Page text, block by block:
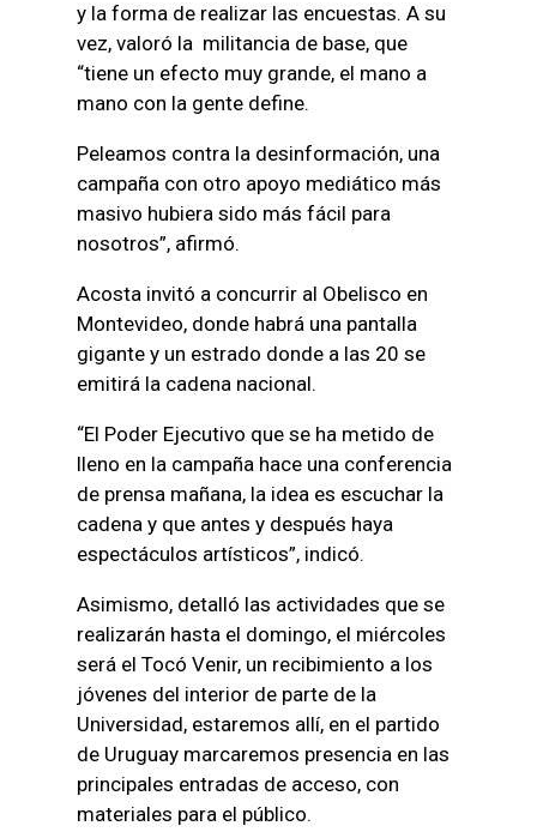
y la forma de realizar las encuestas. A su
vez, valoró la militancia de base, que
“tiene un efecto muy grande, el mano a
mano con la gente define.
Peleamos contra la desinformación, una
campaña con otro apoyo mediático más
masivo hubiera sido más fácil para
nosotros”, afirmó.
Acosta invitó a concurrir al Obelisco en
Montevideo, donde habrá una pantalla
gigante y un estrado donde a las 20 se
emitirá la cadena nacional.
“El Poder Ejecutivo que se ha metido de
lleno en la campaña hace una conferencia
de prensa mañana, la idea es escuchar la
cadena y que antes y después haya
espectáculos artísticos”, indicó.
Asimismo, detalló las actividades que se
realizarán hasta el domingo, el miércoles
será el Tocó Venir, un recibimiento a los
jóvenes del interior de parte de la
Universidad, estaremos allí, en el partido
de Uruguay marcaremos presencia en las
principales entradas de acceso, con
materiales para el público.